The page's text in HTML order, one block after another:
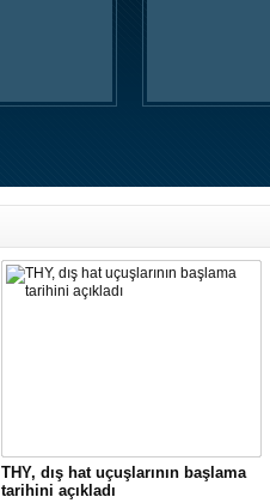
THY, dış hat uçuşlarının başlama
tarihini açıkladı